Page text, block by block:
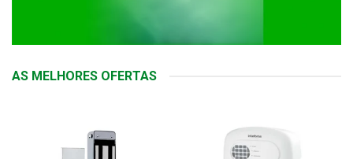
AS MELHORES OFERTAS